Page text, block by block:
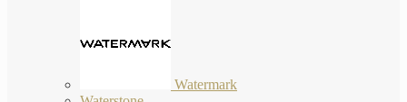
Watermark